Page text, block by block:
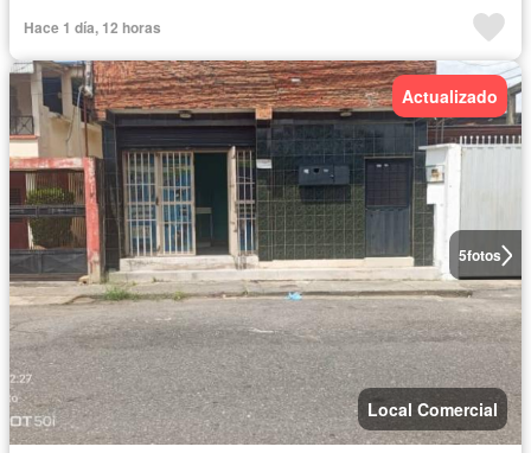
Hace 1 día, 12 horas
5fotos
Actualizado
Local Comercial